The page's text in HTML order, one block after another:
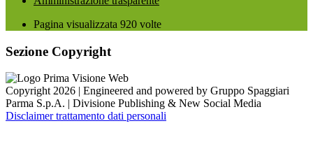
Pagina visualizzata 920 volte
Sezione Copyright
Copyright 2026 | Engineered and powered by Gruppo Spaggiari
Parma S.p.A. | Divisione Publishing & New Social Media
Disclaimer trattamento dati personali